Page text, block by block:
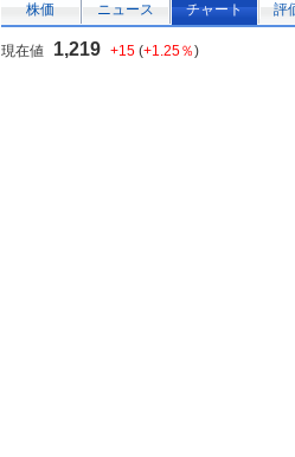
株価 ニュース チャート 評
現在値 1,219 +15 (+1.25％)